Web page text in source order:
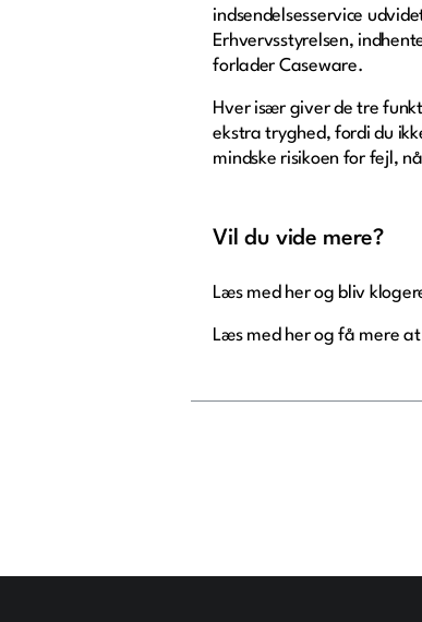
indsendelsesservice
Erhvervsstyrelsen,
forlader Caseware.
Hver især giver de tre
ekstra tryghed, fordi du
mindske risikoen for fejl,
Vil du vide mere?
Læs med her og bliv
Læs med her og få mere